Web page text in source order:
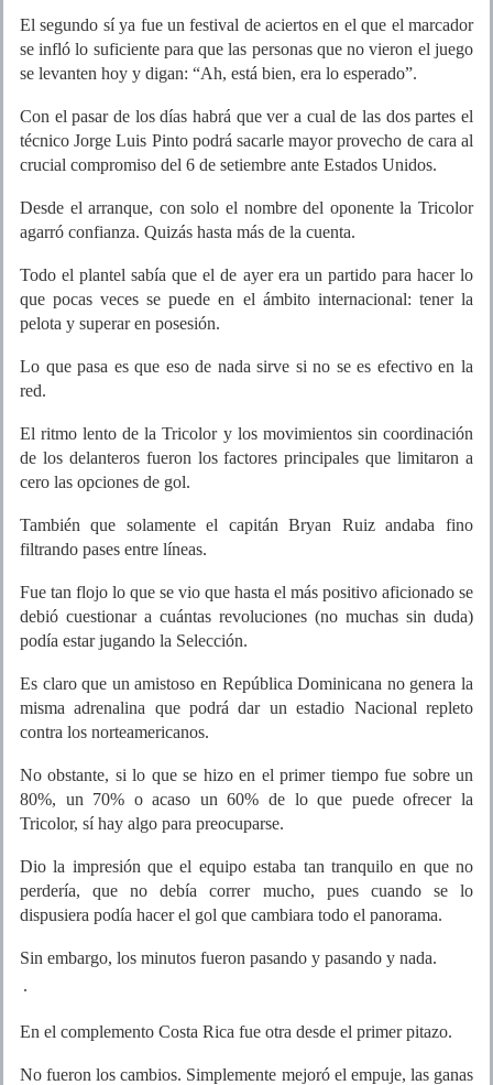
El segundo sí ya fue un festival de aciertos en el que el marcador
se infló lo suficiente para que las personas que no vieron el juego
se levanten hoy y digan: “Ah, está bien, era lo esperado”.
Con el pasar de los días habrá que ver a cual de las dos partes el
técnico Jorge Luis Pinto podrá sacarle mayor provecho de cara al
crucial compromiso del 6 de setiembre ante Estados Unidos.
Desde el arranque, con solo el nombre del oponente la Tricolor
agarró confianza. Quizás hasta más de la cuenta.
Todo el plantel sabía que el de ayer era un partido para hacer lo
que pocas veces se puede en el ámbito internacional: tener la
pelota y superar en posesión.
Lo que pasa es que eso de nada sirve si no se es efectivo en la
red.
El ritmo lento de la Tricolor y los movimientos sin coordinación
de los delanteros fueron los factores principales que limitaron a
cero las opciones de gol.
También que solamente el capitán Bryan Ruiz andaba fino
filtrando pases entre líneas.
Fue tan flojo lo que se vio que hasta el más positivo aficionado se
debió cuestionar a cuántas revoluciones (no muchas sin duda)
podía estar jugando la Selección.
Es claro que un amistoso en República Dominicana no genera la
misma adrenalina que podrá dar un estadio Nacional repleto
contra los norteamericanos.
No obstante, si lo que se hizo en el primer tiempo fue sobre un
80%, un 70% o acaso un 60% de lo que puede ofrecer la
Tricolor, sí hay algo para preocuparse.
Dio la impresión que el equipo estaba tan tranquilo en que no
perdería, que no debía correr mucho, pues cuando se lo
dispusiera podía hacer el gol que cambiara todo el panorama.
Sin embargo, los minutos fueron pasando y pasando y nada.
.
En el complemento Costa Rica fue otra desde el primer pitazo.
No fueron los cambios. Simplemente mejoró el empuje, las ganas